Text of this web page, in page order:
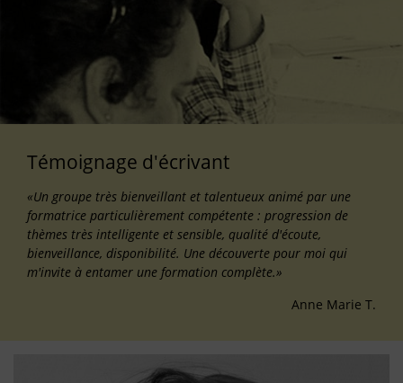
Témoignage d'écrivant
«Un groupe très bienveillant et talentueux animé par une
formatrice particulièrement compétente : progression de
thèmes très intelligente et sensible, qualité d'écoute,
bienveillance, disponibilité. Une découverte pour moi qui
m'invite à entamer une formation complète.»
Anne Marie T.